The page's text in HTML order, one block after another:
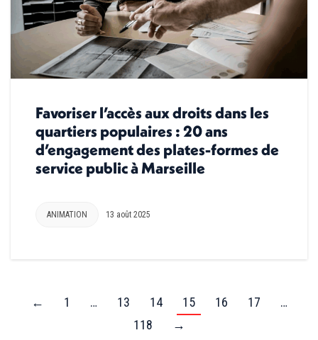
Favoriser l’accès aux droits dans les
quartiers populaires : 20 ans
d’engagement des plates-formes de
service public à Marseille
ANIMATION 13 août 2025
← 1 … 13 14 15 16 17
…
118
→